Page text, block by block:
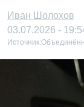
Иван Шолохов
03.07.2026 -
Источник: